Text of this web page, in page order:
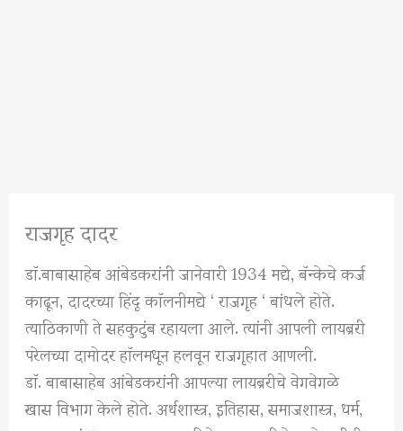
राजगृह दादर
डाॅ.बाबासाहेब आंबेडकरांनी जानेवारी 1934 मद्ये, बॅन्केचे कर्ज
काढून, दादरच्या हिंदू काॅलनीमद्ये ‘ राजगृह ‘ बांधले होते.
त्याठिकाणी ते सहकुटुंब रहायला आले. त्यांनी आपली लायब्ररी
परेलच्या दामोदर हाॅलमधून हलवून राजगृहात आणली.
डाॅ. बाबासाहेब आंबेडकरांनी आपल्या लायब्ररीचे वेगवेगळे
खास विभाग केले होते. अर्थशास्त्र, इतिहास, समाजशास्त्र, धर्म,